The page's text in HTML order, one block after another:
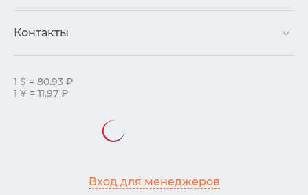
Контакты
1 $ = 80.93 ₽
1 ¥ = 11.97 ₽
Вход для менеджеров